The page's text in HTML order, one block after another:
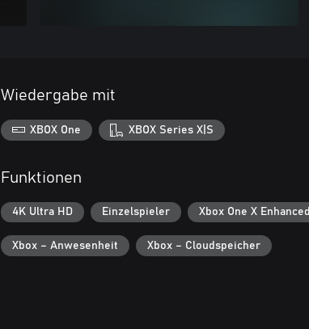
Wiedergabe mit
XBOX One XBOX Series X|S
Funktionen
4K Ultra HD Einzelspieler Xbox One X Enhanced
Xbox – Anwesenheit Xbox – Cloudspeicher